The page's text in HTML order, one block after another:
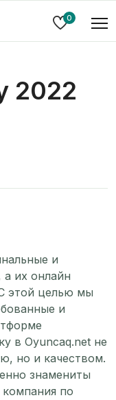
0
2022
и
их онлайн
этой целью мы
и
в Oyuncaq.net не
но и качеством.
знамениты
компания по